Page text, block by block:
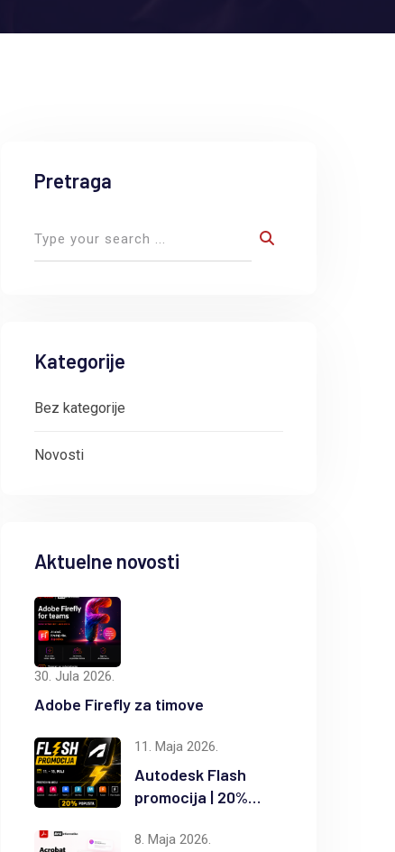
Pretraga
Kategorije
Bez kategorije
Novosti
Aktuelne novosti
30. Jula 2026.
Adobe Firefly za timove
11. Maja 2026.
Autodesk Flash
promocija | 20%
odabrane Autodesk
8. Maja 2026.